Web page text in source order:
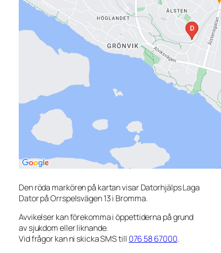
Den röda markören på kartan visar Datorhjälps Laga
Dator på Orrspelsvägen 13 i Bromma.
Avvikelser kan förekomma i öppettiderna på grund
av sjukdom eller liknande.
Vid frågor kan ni skicka SMS till 076 58 67000.